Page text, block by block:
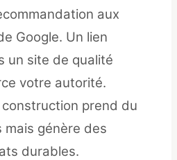
aux
Google. Un lien
un site de qualité
votre autorité.
prend du
mais génère des
durables.